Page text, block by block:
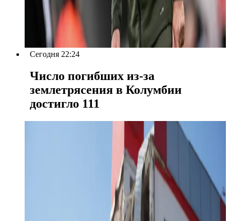
Сегодня 22:24
Число погибших из-за
землетрясения в Колумбии
достигло 111